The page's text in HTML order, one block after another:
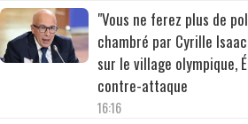
"Vous ne ferez plus de
chambré par Cyrille
sur le village olympique,
contre-attaque
16:16